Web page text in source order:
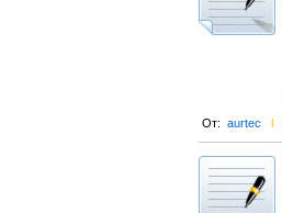
От: aurtec l